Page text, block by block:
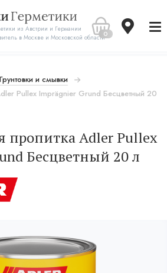
из Австрии и Германии
в Москве и Московской области0
Грунтовки и смывки
Pullex Imprägnier Grund Бесцветный 20
пропитка Adler Pullex
Бесцветный 20 л